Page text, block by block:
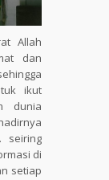
Allah
dan
ikut
dunia
seiring
di
setiap